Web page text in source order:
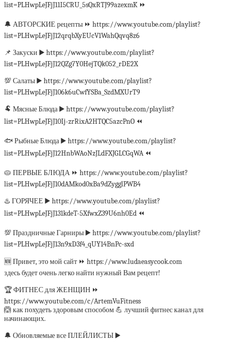
list=PLHwpLeJFjJ11I5CRU_5sQxRTJ99azexmK ⏩
🔔 АВТОРСКИЕ рецепты ⏩ https://www.youtube.com/playlist?
list=PLHwpLeJFjJ12qrqbXyEUcV1WahQqvq8z6
📌 Закуски ▶️ https://www.youtube.com/playlist?
list=PLHwpLeJFjJ12QZg7Y0HejTQk052_rDE2X
💯 Салаты ▶️ https://www.youtube.com/playlist?
list=PLHwpLeJFjJ106k6uCwfYSBa_SzdMXUrT9
🐏 Мясные Блюда ▶️ https://www.youtube.com/playlist?
list=PLHwpLeJFjJ10Ij-zrRixA2HTQC5azcPnO ⏪
🐟 Рыбные Блюда ▶️ https://www.youtube.com/playlist?
list=PLHwpLeJFjJ12HnbWAoNzJLdFXJGLCGqWA ⏪
🥧 ПЕРВЫЕ БЛЮДА ⏩ https://www.youtube.com/playlist?
list=PLHwpLeJFjJ10dAMkod0xBa9dZygglPWB4
♨️ ГОРЯЧЕЕ ▶️ https://www.youtube.com/playlist?
list=PLHwpLeJFjJ131kdeT-5XfwxZ39U6nh0Ed ⏪
💯 Праздничные Гарниры ▶️ https://www.youtube.com/playlist?
list=PLHwpLeJFjJ13n9xD3f4_qUY14BnPc-sxd
🆕 Привет, это мой сайт ⏩ https://www.ludaeasycook.com
здесь будет очень легко найти нужный Вам рецепт!
🏆 ФИТНЕС для ЖЕНЩИН ⏩
https://www.youtube.com/c/ArtemVuFitness
🙆 как похудеть здоровым способом 💪 лучший фитнес канал для
начинающих.
🔔 Обновляемые все ПЛЕЙЛИСТЫ ▶️